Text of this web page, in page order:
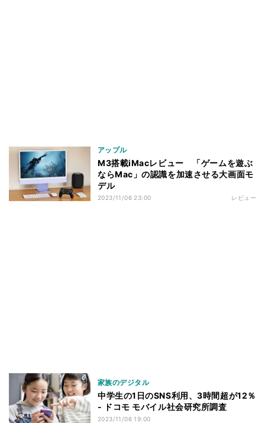
アップル
M3搭載iMacレビュー 「ゲームを遊ぶ
ならMac」の認識を加速させる大画面モ
デル
2023/11/06 23:00 レビュー
家族のデジタル
中学生の1日のSNS利用、3時間超が12％
- ドコモ モバイル社会研究所調査
2023/11/06 19:00